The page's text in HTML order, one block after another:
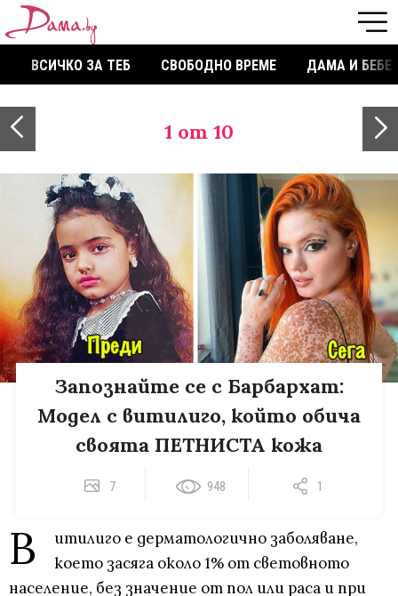
ВСИЧКО ЗА ТЕБ СВОБОДНО ВРЕМЕ ДАМА И БЕБЕ
1 от 10
Запознайте се с Барбархат:
Модел с витилиго, който обича
своята ПЕТНИСТА кожа
7 948 1
В
итилиго е дерматологично заболяване,
което засяга около 1% от световното
население, без значение от пол или раса и при